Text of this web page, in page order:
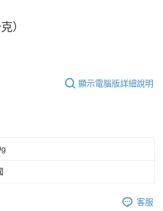
）
顯示電腦版詳細說明
客服